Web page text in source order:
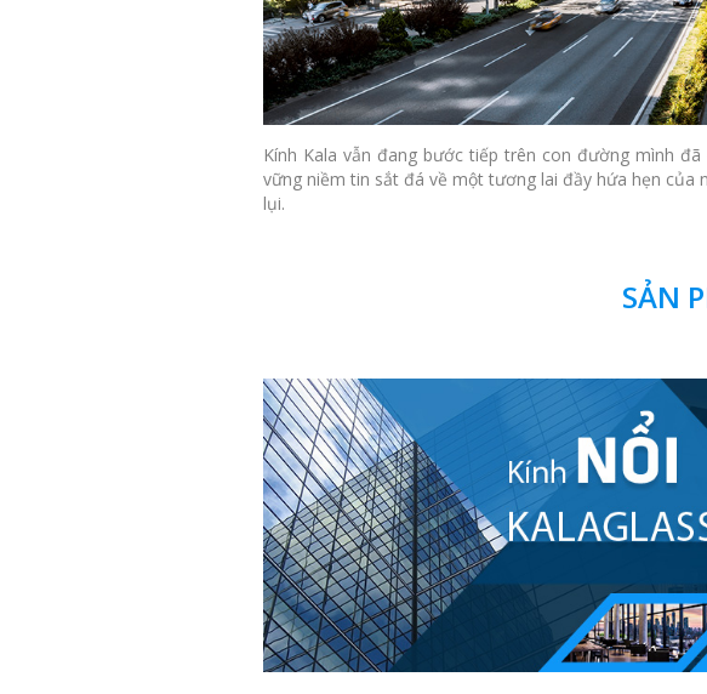
Kính Kala vẫn đang bước tiếp trên con đường mình
vững niềm tin sắt đá về một tương lai đầy hứa hẹn của
lụi.
SẢN